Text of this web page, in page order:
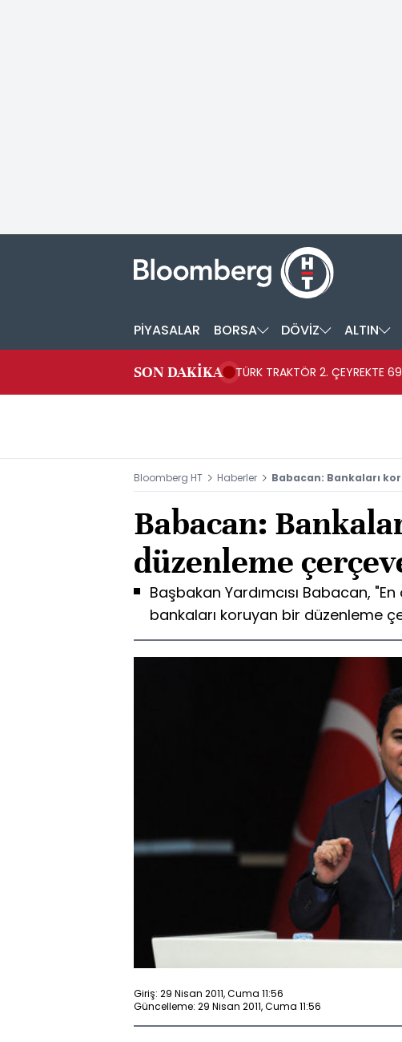
PİYASALAR BORSA DÖVİZ ALTIN
SON DAKİKA TÜRK TRAKTÖR 2. ÇEYREKTE
Bloomberg HT Haberler Babacan: Bankaları
Babacan:
düzenleme
Başbakan Yardımcısı Babacan,
bankaları koruyan bir düzenleme
Giriş: 29 Nisan 2011, Cuma 11:56
Güncelleme: 29 Nisan 2011, Cuma 11:56